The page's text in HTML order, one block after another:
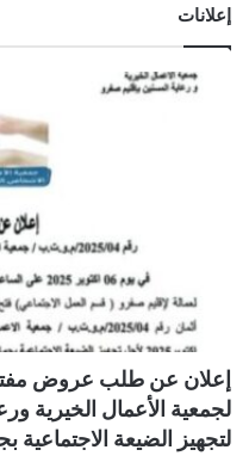
إعلانات
لجمعية الأعمال الخيرية
لتجهيز الضيعة الاجتماعية